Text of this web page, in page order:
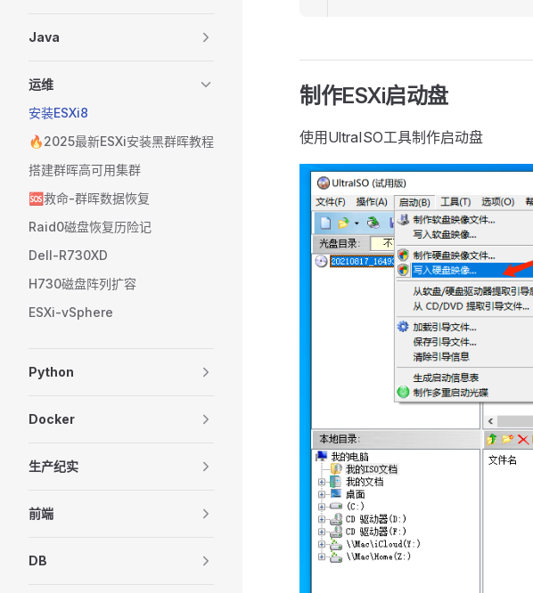
Java
运维
安装ESXi8
🔥2025最新ESXi安装黑群晖教程
搭建群晖高可用集群
🆘救命-群晖数据恢复
Raid0磁盘恢复历险记
Dell-R730XD
H730磁盘阵列扩容
ESXi-vSphere
Python
Docker
生产纪实
前端
DB
制作ESXi启动盘
使用UltraISO工具制作启动盘